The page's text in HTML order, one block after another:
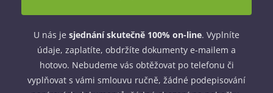
U nás je sjednání skutečně 100% on-line. Vyplníte
údaje, zaplatíte, obdržíte dokumenty e-mailem a
hotovo. Nebudeme vás obtěžovat po telefonu či
vyplňovat s vámi smlouvu ručně, žádné podepisování